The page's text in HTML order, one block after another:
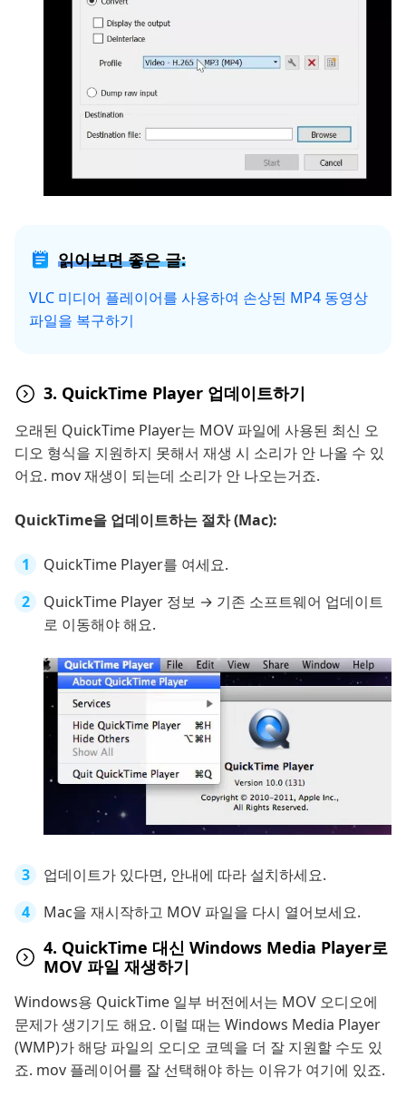
읽어보면 좋은 글:
VLC 미디어 플레이어를 사용하여 손상된 MP4 동영상
파일을 복구하기
3. QuickTime Player 업데이트하기
오래된 QuickTime Player는 MOV 파일에 사용된 최신 오
디오 형식을 지원하지 못해서 재생 시 소리가 안 나올 수 있
어요. mov 재생이 되는데 소리가 안 나오는거죠.
QuickTime을 업데이트하는 절차 (Mac):
QuickTime Player를 여세요.
QuickTime Player 정보 → 기존 소프트웨어 업데이트
로 이동해야 해요.
업데이트가 있다면, 안내에 따라 설치하세요.
Mac을 재시작하고 MOV 파일을 다시 열어보세요.
4. QuickTime 대신 Windows Media Player로
MOV 파일 재생하기
Windows용 QuickTime 일부 버전에서는 MOV 오디오에
문제가 생기기도 해요. 이럴 때는 Windows Media Player
(WMP)가 해당 파일의 오디오 코덱을 더 잘 지원할 수도 있
죠. mov 플레이어를 잘 선택해야 하는 이유가 여기에 있죠.